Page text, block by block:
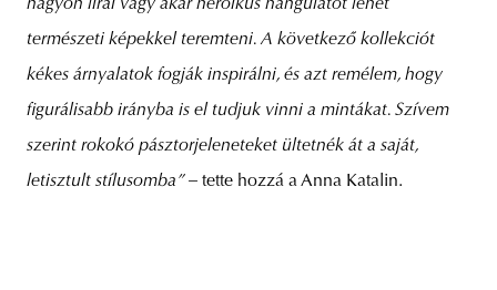
nagyon lírai vagy akár heroikus hangulatot lehet
természeti képekkel teremteni. A következő kollekciót
kékes árnyalatok fogják inspirálni, és azt remélem, hogy
figurálisabb irányba is el tudjuk vinni a mintákat. Szívem
szerint rokokó pásztorjeleneteket ültetnék át a saját,
letisztult stílusomba” – tette hozzá a Anna Katalin.